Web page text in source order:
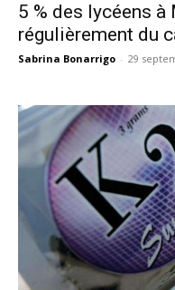
5 % des lycéens
régulièrement du
Sabrina Bonarrigo - 29